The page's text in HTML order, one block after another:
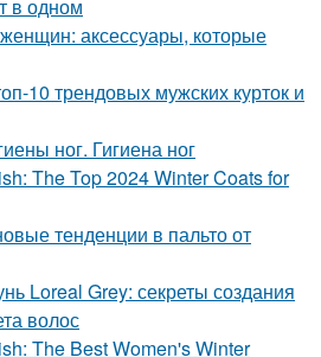
в одном
аксессуары, которые
10 трендовых мужских курток и
ног. Гигиена ног
The Top 2024 Winter Coats for
тенденции в пальто от
Loreal Grey: секреты создания
волос
The Best Women's Winter